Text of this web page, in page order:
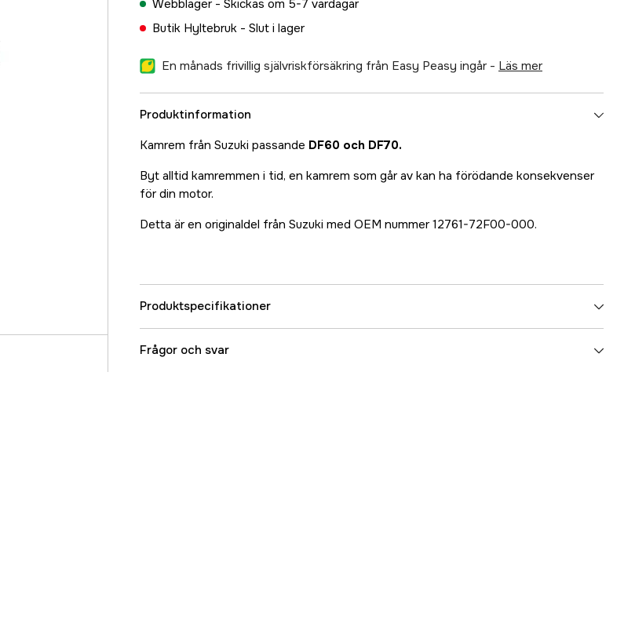
Webblager - Skickas om 5-7 vardagar
Butik Hyltebruk - Slut i lager
En månads frivillig självriskförsäkring från Easy Peasy ingår - läs mer
Produktinformation
Kamrem från Suzuki passande DF60 och DF70.
Byt alltid kamremmen i tid, en kamrem som går av kan ha förödande konsekvenser
för din motor.
Detta är en originaldel från Suzuki med OEM nummer 12761-72F00-000.
Produktspecifikationer
Referensnummer
Frågor och svar